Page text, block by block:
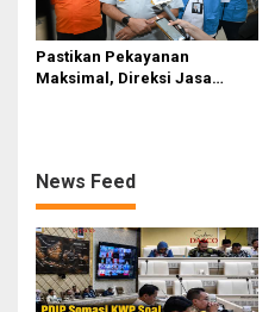
Pastikan Pekayanan
Maksimal, Direksi Jasa
News Feed